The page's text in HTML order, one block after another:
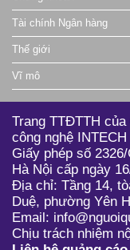
Tài chính Ngân hàng
Thế giới
Vĩ mô
Trang TTĐTTH
công nghệ INTECH
Giấy phép số
Hà Nội cấp ngày
Địa chỉ: Tầng 14,
Duệ, phường Yên
Email:
Chịu trách nhiệm